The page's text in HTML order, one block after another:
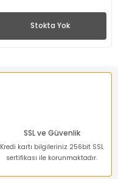
Stokta Yok
SSL ve Güvenlik
Kredi kartı bilgileriniz 256bit SSL
sertifikası ile korunmaktadır.